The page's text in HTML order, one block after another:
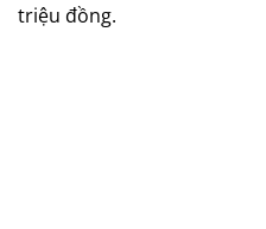
triệu đồng.